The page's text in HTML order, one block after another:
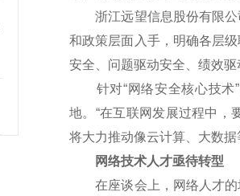
浙江远望信息股份有限公
和政策层面入手，明确各层
安全、问题驱动安全、绩效
针对“网络安全核心技术”
地。“在互联网发展过程中，
将大力推动像云计算、大数
网络技术人才亟待转型
在座谈会上，网络人才的